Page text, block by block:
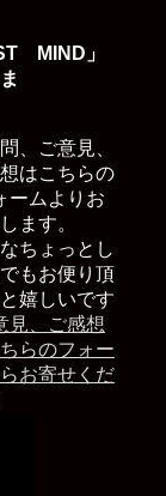
MIND」
、ご意見、
はこちらの
ームよりお
ます。
ちょっとし
もお便り頂
嬉しいです
見、ご感想
らのフォー
お寄せくだ